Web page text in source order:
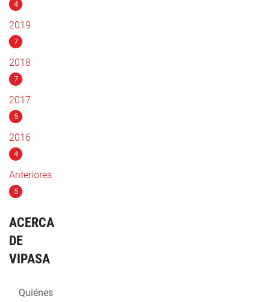
4
2019
7
2018
7
2017
5
2016
4
Anteriores
5
ACERCA
DE
VIPASA
Quiénes